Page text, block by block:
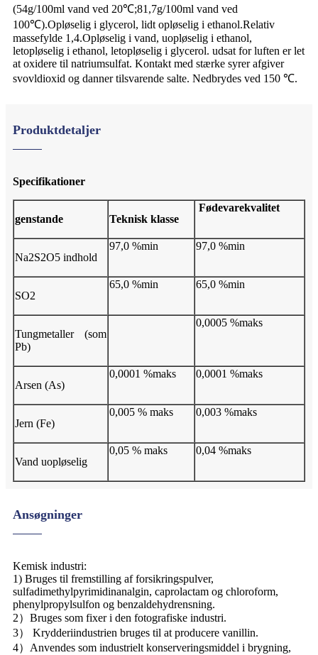
(54g/100ml vand ved 20℃;81,7g/100ml vand ved
100℃).Opløselig i glycerol, lidt opløselig i ethanol.Relativ
massefylde 1,4.Opløselig i vand, uopløselig i ethanol,
letopløselig i ethanol, letopløselig i glycerol. udsat for luften er let
at oxidere til natriumsulfat. Kontakt med stærke syrer afgiver
svovldioxid og danner tilsvarende salte. Nedbrydes ved 150 ℃.
Produktdetaljer
Specifikationer
genstande Teknisk klasse
Fødevarekvalitet
Na2S2O5 indhold
97,0 %min 97,0 %min
SO2
65,0 %min 65,0 %min
Tungmetaller (som
Pb)
0,0005 %maks
Arsen (As)
0,0001 %maks 0,0001 %maks
Jern (Fe)
0,005 % maks 0,003 %maks
Vand uopløselig
0,05 % maks 0,04 %maks
Ansøgninger
Kemisk industri:
1) Bruges til fremstilling af forsikringspulver,
sulfadimethylpyrimidinanalgin, caprolactam og chloroform,
phenylpropylsulfon og benzaldehydrensning.
2）Bruges som fixer i den fotografiske industri.
3） Krydderiindustrien bruges til at producere vanillin.
4）Anvendes som industrielt konserveringsmiddel i brygning,